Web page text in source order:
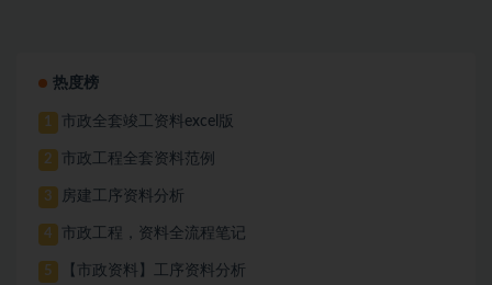
热度榜
1 市政全套竣工资料excel版
2 市政工程全套资料范例
3 房建工序资料分析
4 市政工程，资料全流程笔记
5 【市政资料】工序资料分析